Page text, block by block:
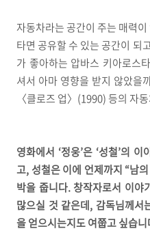
자동차라는 공간이 주는 매력
타면 공유할 수 있는 공간이 되
가 좋아하는 압바스 키아로스
셔서 아마 영향을 받지 않았을
〈클로즈 업〉(1990) 등의 자
영화에서 ‘정웅’은 ‘성철’의
고, 성철은 이에 언제까지 “남
박을 줍니다. 창작자로서 이야
많으실 것 같은데, 감독님께서
을 얻으시는지도 여쭙고 싶습